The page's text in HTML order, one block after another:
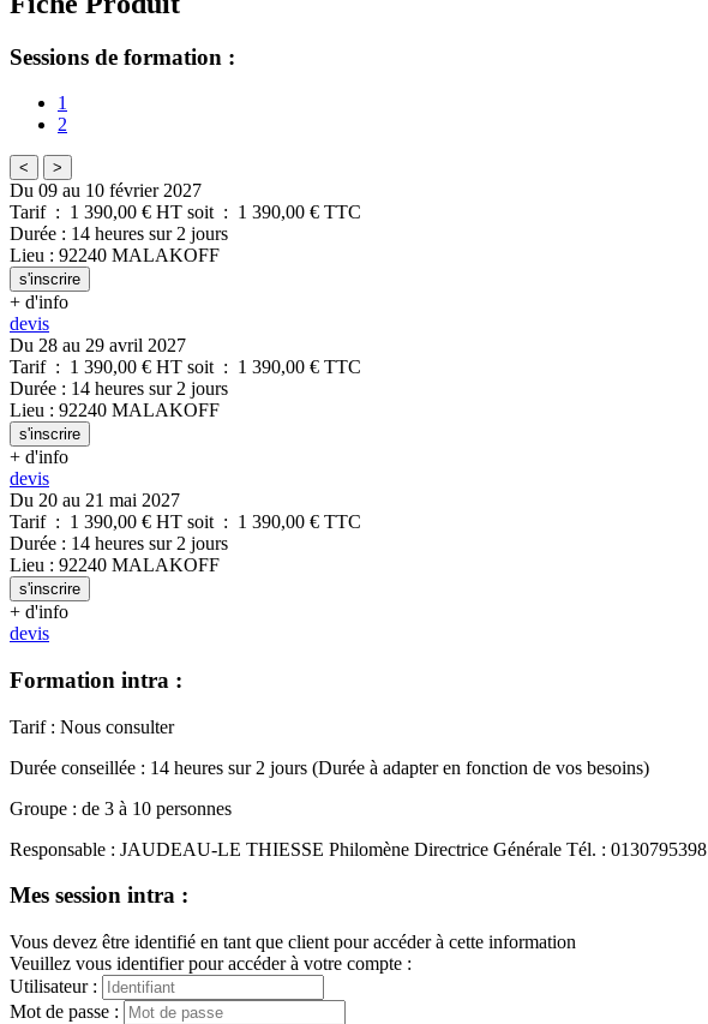
Sessions de formation :
1
2
< >
Du 09 au 10 février 2027
Tarif : 1 390,00 € HT soit : 1 390,00 € TTC
Durée : 14 heures sur 2 jours
Lieu : 92240 MALAKOFF
s'inscrire
+ d'info
devis
Du 28 au 29 avril 2027
Tarif : 1 390,00 € HT soit : 1 390,00 € TTC
Durée : 14 heures sur 2 jours
Lieu : 92240 MALAKOFF
s'inscrire
+ d'info
devis
Du 20 au 21 mai 2027
Tarif : 1 390,00 € HT soit : 1 390,00 € TTC
Durée : 14 heures sur 2 jours
Lieu : 92240 MALAKOFF
s'inscrire
+ d'info
devis
Formation intra :
Tarif : Nous consulter
Durée conseillée : 14 heures sur 2 jours (Durée à adapter en fonction de vos besoins)
Groupe : de 3 à 10 personnes
Responsable : JAUDEAU-LE THIESSE Philomène Directrice Générale Tél. : 0130795398
Mes session intra :
Vous devez être identifié en tant que client pour accéder à cette information
Veuillez vous identifier pour accéder à votre compte :
Utilisateur :
Mot de passe :